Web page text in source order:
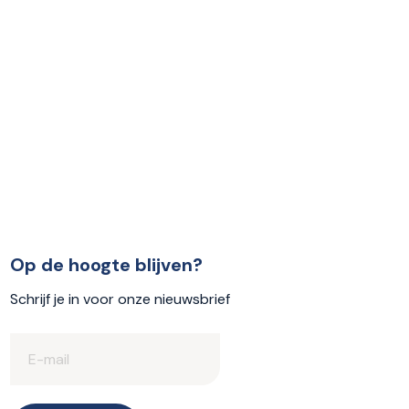
Op de hoogte blijven?
Schrijf je in voor onze nieuwsbrief